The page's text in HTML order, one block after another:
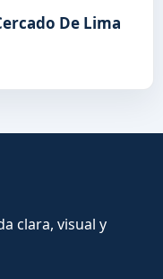
De Lima
clara, visual y